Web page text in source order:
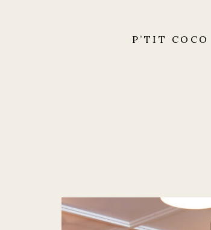
P’TIT COCO